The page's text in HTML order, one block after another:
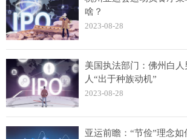
啥？
2023-08-28
美国执法部门：佛州白
人“出于种族动机”
2023-08-28
亚运前瞻：“节俭”理念如